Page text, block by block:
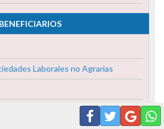
BENEFICIARIOS
Laborales no Agrarias